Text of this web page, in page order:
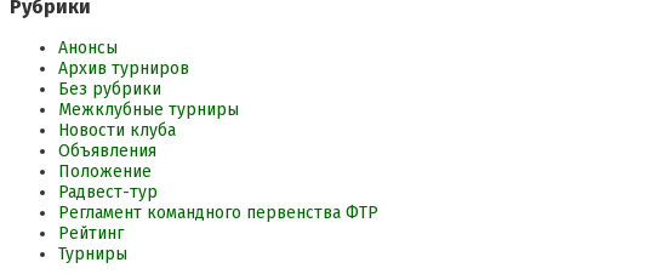
Рубрики
Анонсы
Архив турниров
Без рубрики
Межклубные турниры
Новости клуба
Объявления
Положение
Радвест-тур
Регламент командного первенства ФТР
Рейтинг
Турниры